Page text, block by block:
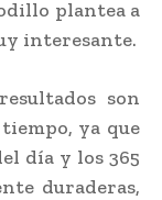
plantea a
interesante.
son
ya que
día y los 365
duraderas,